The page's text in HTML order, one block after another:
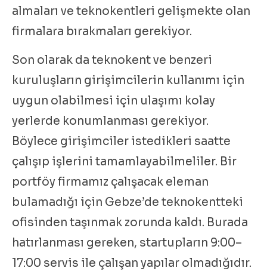
almaları ve teknokentleri gelişmekte olan
firmalara bırakmaları gerekiyor.
Son olarak da teknokent ve benzeri
kuruluşların girişimcilerin kullanımı için
uygun olabilmesi için ulaşımı kolay
yerlerde konumlanması gerekiyor.
Böylece girişimciler istedikleri saatte
çalışıp işlerini tamamlayabilmeliler. Bir
portföy firmamız çalışacak eleman
bulamadığı için Gebze’de teknokentteki
ofisinden taşınmak zorunda kaldı. Burada
hatırlanması gereken, startupların 9:00–
17:00 servis ile çalışan yapılar olmadığıdır.